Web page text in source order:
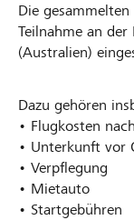
Die
Teilnahme an
(Australien)
Dazu gehören
• Flugkosten
• Unterkunft vor
• Verpflegung
• Mietauto
• Startgebühren